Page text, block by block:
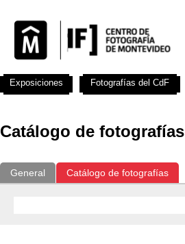
Catálogo de fotografías
General Catálogo de fotografías
Exposiciones Fotografías del CdF